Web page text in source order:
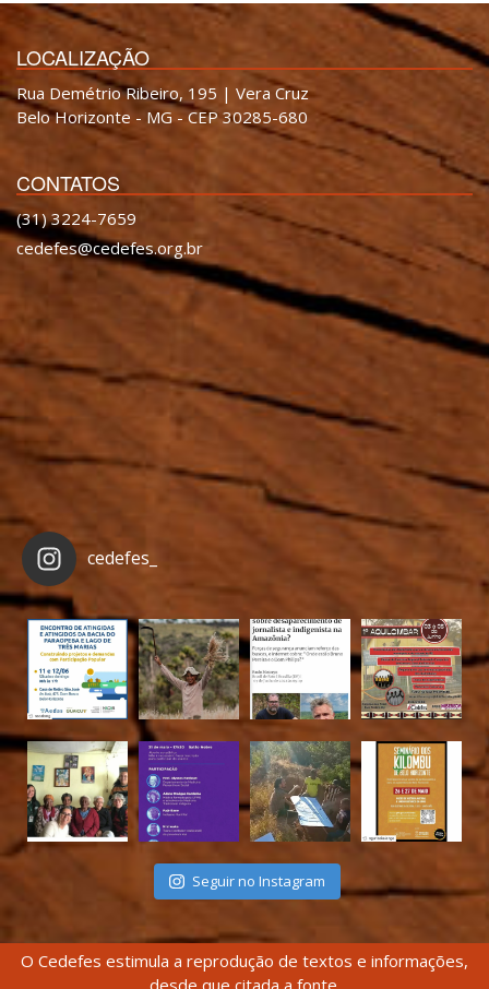
LOCALIZAÇÃO
Rua Demétrio Ribeiro, 195 | Vera Cruz
Belo Horizonte - MG - CEP 30285-680
CONTATOS
(31) 3224-7659
cedefes@cedefes.org.br
cedefes_
Seguir no Instagram
O Cedefes estimula a reprodução de textos e informações,
desde que citada a fonte.